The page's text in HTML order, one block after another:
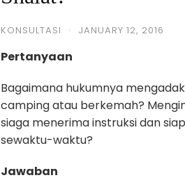
KONSULTASI · JANUARY 12, 2016
Pertanyaan
Bagaimana hukumnya
camping atau berkemah?
siaga menerima instruksi dan
sewaktu-waktu?
Jawaban